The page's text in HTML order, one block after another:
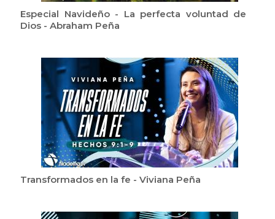
Especial Navideño - La perfecta voluntad de
Dios - Abraham Peña
Transformados en la fe - Viviana Peña